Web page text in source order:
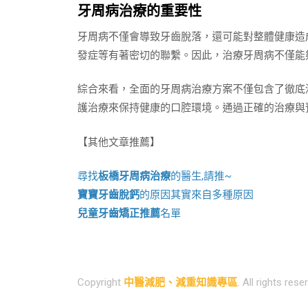
牙周病治療的重要性
牙周病不僅會導致牙齒脫落，還可能對整體健康
發症等有著密切的聯繫。因此，治療牙周病不僅
綜合來看，全面的牙周病治療方案不僅包含了徹
護治療來保持健康的口腔環境。通過正確的治療
【其他文章推薦】
尋找板橋牙周病治療的醫生,請推~
寶寶牙齒脫鈣的原因其實來自多種原因
兒童牙齒矯正推薦名單
Copyright 中醫減肥、減重知識專區. All rights